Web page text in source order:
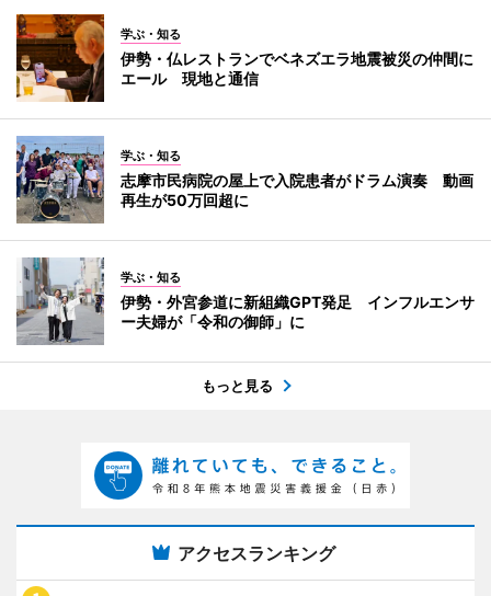
学ぶ・知る
伊勢・仏レストランでベネズエラ地震被災の仲間に
エール 現地と通信
学ぶ・知る
志摩市民病院の屋上で入院患者がドラム演奏 動画
再生が50万回超に
学ぶ・知る
伊勢・外宮参道に新組織GPT発足 インフルエンサ
ー夫婦が「令和の御師」に
もっと見る
アクセスランキング